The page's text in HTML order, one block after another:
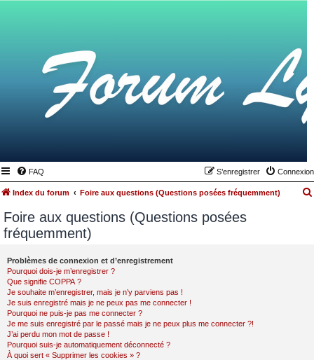
FAQ Connexion
S’enregistrer
Index du forum Foire aux questions (Questions posées fréquemment)
Foire aux questions (Questions posées
fréquemment)
Problèmes de connexion et d’enregistrement
Pourquoi dois-je m’enregistrer ?
Que signifie COPPA ?
Je souhaite m’enregistrer, mais je n’y parviens pas !
Je suis enregistré mais je ne peux pas me connecter !
Pourquoi ne puis-je pas me connecter ?
Je me suis enregistré par le passé mais je ne peux plus me connecter ?!
J’ai perdu mon mot de passe !
Pourquoi suis-je automatiquement déconnecté ?
À quoi sert « Supprimer les cookies » ?